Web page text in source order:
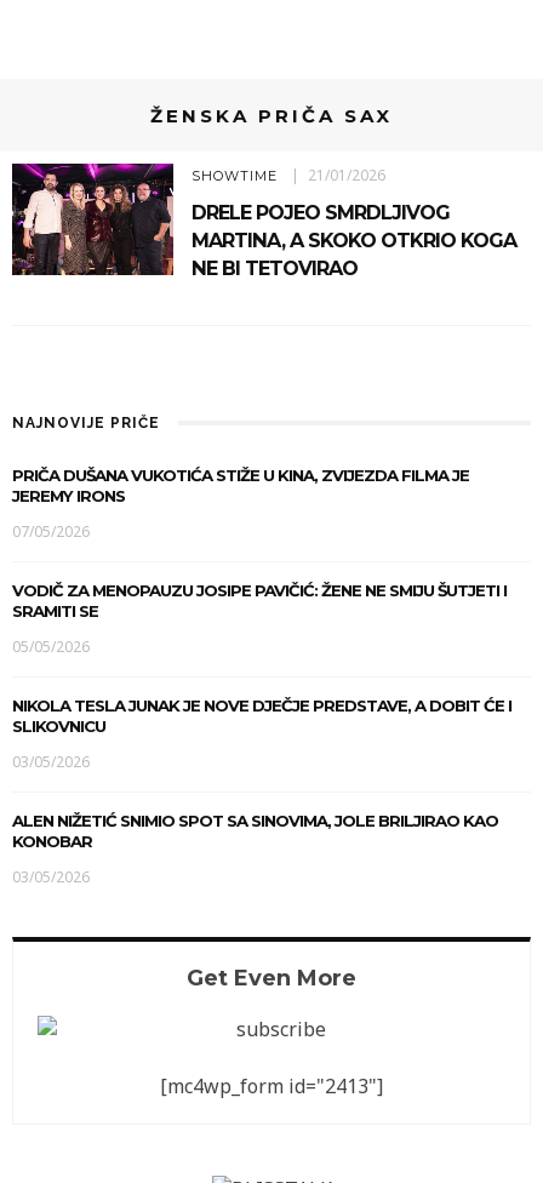
ŽENSKA PRIČA SAX
SHOWTIME 21/01/2026
DRELE POJEO SMRDLJIVOG
MARTINA, A SKOKO OTKRIO KOGA
NE BI TETOVIRAO
NAJNOVIJE PRIČE
PRIČA DUŠANA VUKOTIĆA STIŽE U KINA, ZVIJEZDA FILMA JE
JEREMY IRONS
07/05/2026
VODIČ ZA MENOPAUZU JOSIPE PAVIČIĆ: ŽENE NE SMIJU ŠUTJETI I
SRAMITI SE
05/05/2026
NIKOLA TESLA JUNAK JE NOVE DJEČJE PREDSTAVE, A DOBIT ĆE I
SLIKOVNICU
03/05/2026
ALEN NIŽETIĆ SNIMIO SPOT SA SINOVIMA, JOLE BRILJIRAO KAO
KONOBAR
03/05/2026
Get Even More
[mc4wp_form id="2413"]